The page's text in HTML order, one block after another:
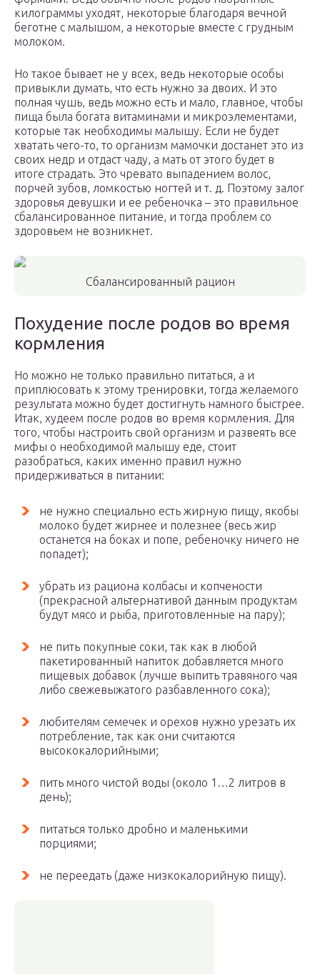
килограммы уходят, некоторые благодаря вечной
беготне с малышом, а некоторые вместе с грудным
молоком.
Но такое бывает не у всех, ведь некоторые особы
привыкли думать, что есть нужно за двоих. И это
полная чушь, ведь можно есть и мало, главное, чтобы
пища была богата витаминами и микроэлементами,
которые так необходимы малышу. Если не будет
хватать чего-то, то организм мамочки достанет это из
своих недр и отдаст чаду, а мать от этого будет в
итоге страдать. Это чревато выпадением волос,
порчей зубов, ломкостью ногтей и т. д. Поэтому залог
здоровья девушки и ее ребеночка – это правильное
сбалансированное питание, и тогда проблем со
здоровьем не возникнет.
Сбалансированный рацион
Похудение после родов во время
кормления
Но можно не только правильно питаться, а и
приплюсовать к этому тренировки, тогда желаемого
результата можно будет достигнуть намного быстрее.
Итак, худеем после родов во время кормления. Для
того, чтобы настроить свой организм и развеять все
мифы о необходимой малышу еде, стоит
разобраться, каких именно правил нужно
придерживаться в питании:
не нужно специально есть жирную пищу, якобы
молоко будет жирнее и полезнее (весь жир
останется на боках и попе, ребеночку ничего не
попадет);
убрать из рациона колбасы и копчености
(прекрасной альтернативой данным продуктам
будут мясо и рыба, приготовленные на пару);
не пить покупные соки, так как в любой
пакетированный напиток добавляется много
пищевых добавок (лучше выпить травяного чая
либо свежевыжатого разбавленного сока);
любителям семечек и орехов нужно урезать их
потребление, так как они считаются
высококалорийными;
пить много чистой воды (около 1…2 литров в
день);
питаться только дробно и маленькими
порциями;
не переедать (даже низкокалорийную пищу).